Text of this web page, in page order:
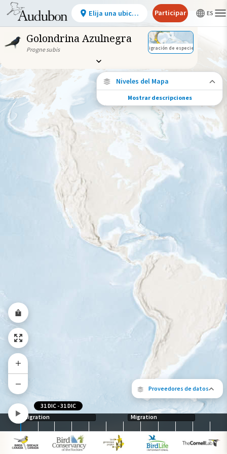
Golondrina Azulnegra
Progne subis Migración de especies
Proveedores de datos
Los siguientes socios contribuyeron
Niveles del Mapa
Migración de especies
Vea dónde viaja esta especie durante todo
el año.
Ave monitoreada
individualmente (alta
precisión)
Viaje de un pájaro rastreado
Abundancia de esta especie
Muy bajo Bajo
Gama de especies por estación
Gama de verano
Rango de invierno
Rango a lo largo del año
Mostrar descripciones
Migration Migration
31 DIC -31 DIC
Elija una ubicación Participar